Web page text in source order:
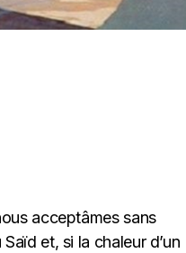
acceptâmes sans
et, si la chaleur d’un